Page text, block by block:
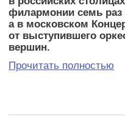
филармонии семь
а в московском
от выступившего
вершин.
Прочитать полностью